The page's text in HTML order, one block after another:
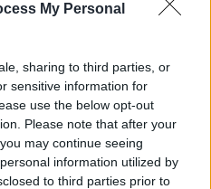
My Personal
sharing to third parties, or
sensitive information for
use the below opt-out
Please note that after your
may continue seeing
information utilized by
to third parties prior to
dátum - ekkor
Arena
iPhone 18 Pro modellek
iPhone Ultra is
áremelésekről szóló
a rajtot.